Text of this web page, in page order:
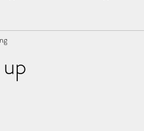
året2016